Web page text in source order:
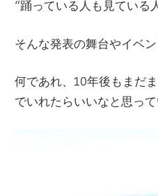
“踊っている人も見ている
そんな発表の舞台やイベン
何であれ、10年後もまだ
でいれたらいいなと思って